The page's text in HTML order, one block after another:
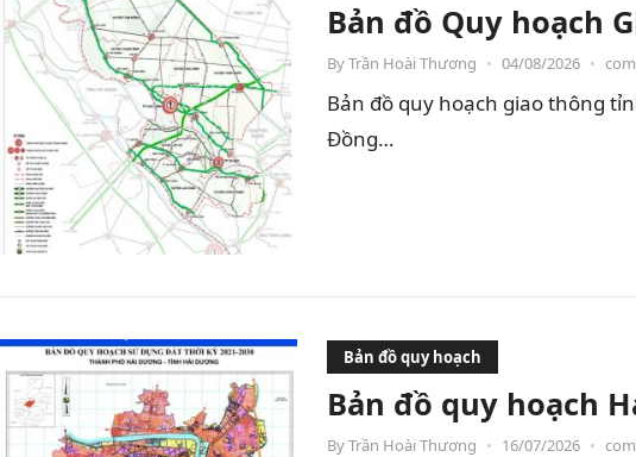
Bản đồ Quy hoạch
ByTrần Hoài Thương • 04/08/2026 •
Bản đồ quy hoạch giao thông
Đồng…
Bản đồ quy hoạch
Bản đồ quy hoạch
ByTrần Hoài Thương • 16/07/2026 •